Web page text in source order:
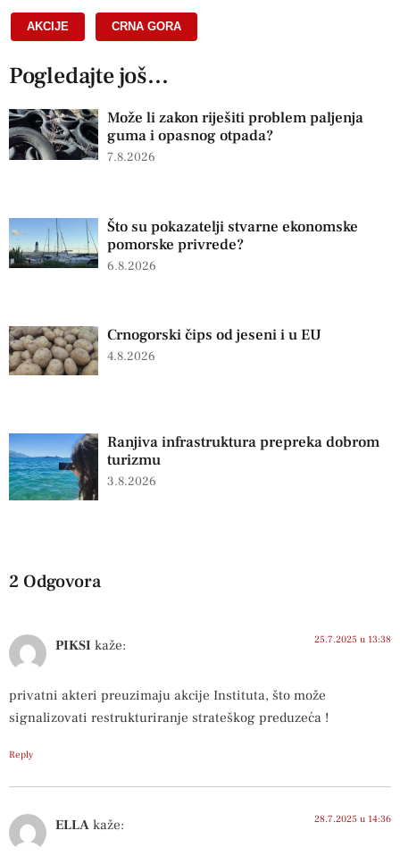
AKCIJE CRNA GORA
Pogledajte još...
Može li zakon riješiti problem paljenja
guma i opasnog otpada?
7.8.2026
Što su pokazatelji stvarne ekonomske
pomorske privrede?
6.8.2026
Crnogorski čips od jeseni i u EU
4.8.2026
Ranjiva infrastruktura prepreka dobrom
turizmu
3.8.2026
2 Odgovora
PIKSI kaže: 25.7.2025 u 13:38
privatni akteri preuzimaju akcije Instituta, što može
signalizovati restrukturiranje strateškog preduzeća !
Reply
ELLA kaže: 28.7.2025 u 14:36